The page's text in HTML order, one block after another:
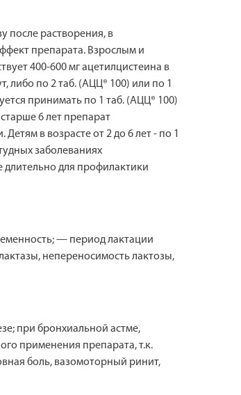
после растворения, в
препарата. Взрослым и
400-600 мг ацетилцистеина в
либо по 2 таб. (АЦЦ® 100) или по 1
принимать по 1 таб. (АЦЦ® 100)
6 лет препарат
в возрасте от 2 до 6 лет - по 1
заболеваниях
длительно для профилактики
— период лактации
непереносимость лактозы,
при бронхиальной астме,
применения препарата, т.к.
боль, вазомоторный ринит,